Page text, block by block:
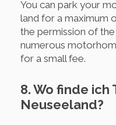
You can park your
land for a maximum
the permission of
numerous
for a small fee.
8. Wo finde ich
Neuseeland?